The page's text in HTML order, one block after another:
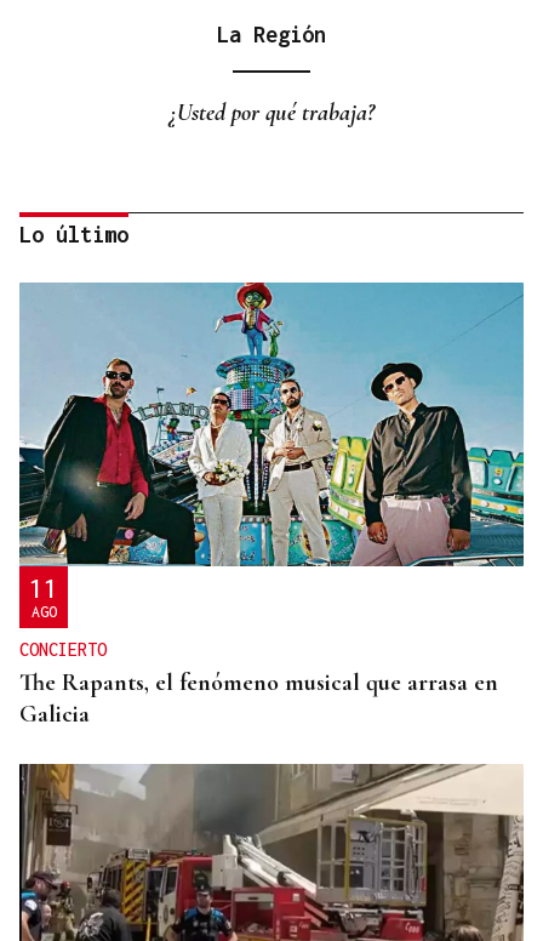
La Región
¿Usted por qué trabaja?
La Región
San Lorenzo
Lo último
11
AGO
CONCIERTO
The Rapants, el fenómeno musical que arrasa en
Galicia